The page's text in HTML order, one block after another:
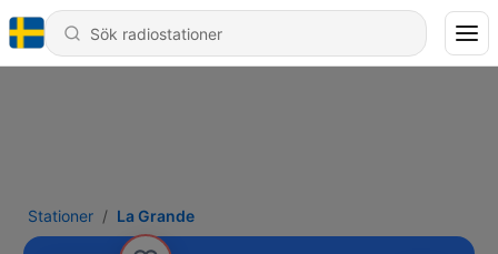
Stationer La Grande